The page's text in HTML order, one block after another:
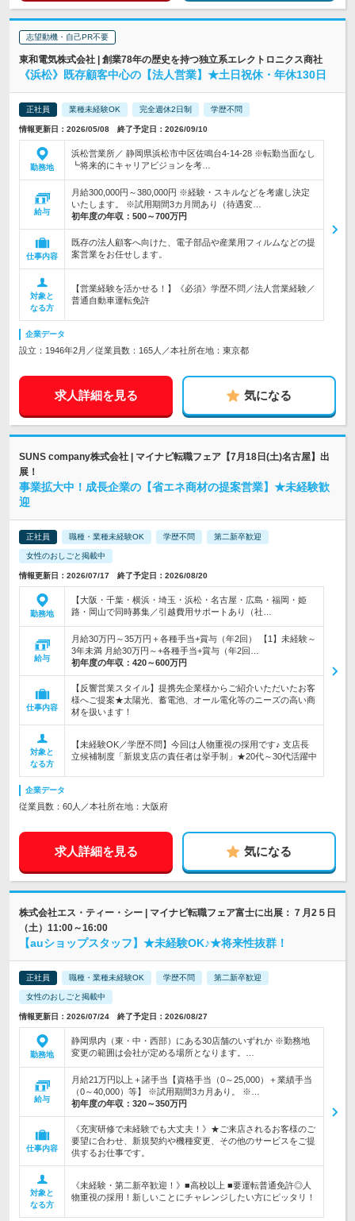
志望動機・自己PR不要
東和電気株式会社 | 創業78年の歴史を持つ独立系エレクトロニクス商社
《浜松》既存顧客中心の【法人営業】★土日祝休・年休130日
正社員 業種未経験OK 完全週休2日制 学歴不問
情報更新日：2026/05/08 終了予定日：2026/09/10
勤務地
浜松営業所／ 静岡県浜松市中区佐鳴台4-14-28 ※転勤当面なし
┗将来的にキャリアビジョンを考…
給与
月給300,000円～380,000円 ※経験・スキルなどを考慮し決定
いたします。 ※試用期間3カ月間あり（待遇変…
初年度の年収： 500～700万円
仕事内容
既存の法人顧客へ向けた、電子部品や産業用フィルムなどの提
案営業をお任せします。
対象と
なる方
【営業経験を活かせる！】《必須》学歴不問／法人営業経験／
普通自動車運転免許
企業データ
設立：1946年2月／従業員数：165人／本社所在地：東京都
求人詳細を見る 気になる
SUNS company株式会社 | マイナビ転職フェア【7月18日(土)名古屋】出
展！
事業拡大中！成長企業の【省エネ商材の提案営業】★未経験歓
迎
正社員 職種・業種未経験OK 学歴不問 第二新卒歓迎
女性のおしごと掲載中
情報更新日：2026/07/17 終了予定日：2026/08/20
勤務地
【大阪・千葉・横浜・埼玉・浜松・名古屋・広島・福岡・姫
路・岡山で同時募集／引越費用サポートあり（社…
給与
月給30万円～35万円＋各種手当+賞与（年2回） 【1】未経験～
3年未満 月給30万円～+各種手当+賞与（年2回…
初年度の年収： 420～600万円
仕事内容
【反響営業スタイル】提携先企業様からご紹介いただいたお客
様へご提案★太陽光、蓄電池、オール電化等のニーズの高い商
材を扱います！
対象と
なる方
【未経験OK／学歴不問】今回は人物重視の採用です♪ 支店長
立候補制度「新規支店の責任者は挙手制」★20代～30代活躍中
企業データ
従業員数：60人／本社所在地：大阪府
求人詳細を見る 気になる
株式会社エス・ティー・シー | マイナビ転職フェア富士に出展：７月2５日
（土）11:00～16:00
【auショップスタッフ】★未経験OK♪★将来性抜群！
正社員 職種・業種未経験OK 学歴不問 第二新卒歓迎
女性のおしごと掲載中
情報更新日：2026/07/24 終了予定日：2026/08/27
勤務地
静岡県内（東・中・西部）にある30店舗のいずれか ※勤務地
変更の範囲は会社が定める場所となります。…
給与
月給21万円以上＋諸手当【資格手当（0～25,000）＋業績手当
（0～40,000）等】 ※試用期間3カ月あり。 ※…
初年度の年収： 320～350万円
仕事内容
《充実研修で未経験でも大丈夫！》★ご来店されるお客様のご
要望に合わせ、新規契約や機種変更、その他のサービスをご提
供するお仕事です。
対象と
なる方
《未経験・第二新卒歓迎！》■高校以上 ■要運転普通免許◎人
物重視の採用！新しいことにチャレンジしたい方にピッタリ！